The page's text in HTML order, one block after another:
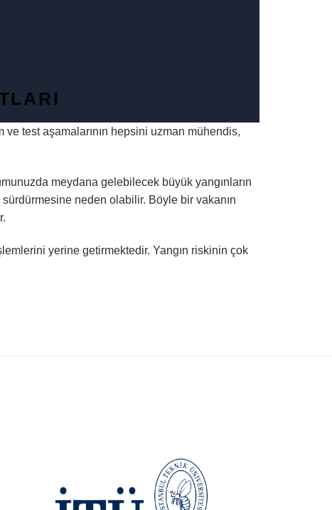
test aşamalarının hepsini uzman mühendis,
meydana gelebilecek büyük yangınların
neden olabilir. Böyle bir vakanın
yerine getirmektedir. Yangın riskinin çok